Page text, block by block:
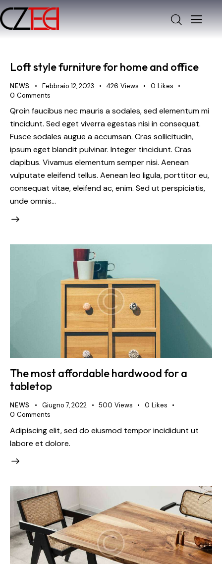
Loft style furniture for home and office
NEWS Febbraio 12, 2023 426 Views 0 Likes
0 Comments
Qroin faucibus nec mauris a sodales, sed elementum mi
tincidunt. Sed eget viverra egestas nisi in consequat.
Fusce sodales augue a accumsan. Cras sollicitudin,
ipsum eget blandit pulvinar. Integer tincidunt. Cras
dapibus. Vivamus elementum semper nisi. Aenean
vulputate eleifend tellus. Aenean leo ligula, porttitor eu,
consequat vitae, eleifend ac, enim. Sed ut perspiciatis,
unde omnis…
The most affordable hardwood for a
tabletop
NEWS Giugno 7, 2022 500 Views 0 Likes
0 Comments
Adipiscing elit, sed do eiusmod tempor incididunt ut
labore et dolore.